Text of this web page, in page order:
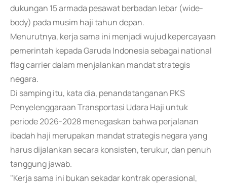
dukungan 15 armada pesawat berbadan lebar (wide-
body) pada musim haji tahun depan.
Menurutnya, kerja sama ini menjadi wujud kepercayaan
pemerintah kepada Garuda Indonesia sebagai national
flag carrier dalam menjalankan mandat strategis
negara.
Di samping itu, kata dia, penandatanganan PKS
Penyelenggaraan Transportasi Udara Haji untuk
periode 2026-2028 menegaskan bahwa perjalanan
ibadah haji merupakan mandat strategis negara yang
harus dijalankan secara konsisten, terukur, dan penuh
tanggung jawab.
"Kerja sama ini bukan sekadar kontrak operasional,